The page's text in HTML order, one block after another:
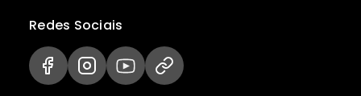
Redes Sociais